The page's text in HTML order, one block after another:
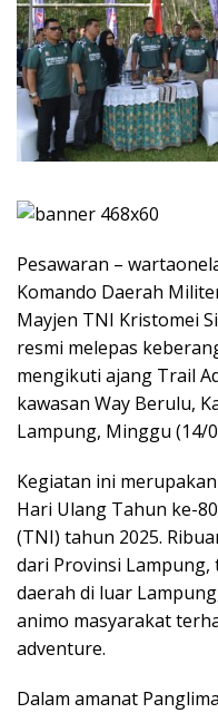
Pesawaran –
Komando Daerah
Mayjen TNI Kristomei
resmi melepas
mengikuti ajang Trail
kawasan Way Berulu,
Lampung, Minggu (14/
Kegiatan ini
Hari Ulang Tahun ke-
(TNI) tahun 2025.
dari Provinsi
daerah di luar
animo masyarakat
adventure.
Dalam amanat